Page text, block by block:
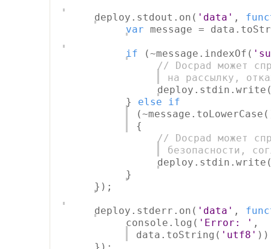
deploy.stdout.on( 'data' ,
var
message =
if (~message.indexOf(
// Docpad может
на рассылку,
} else
if
{
// Docpad может
безопасности,
}
});
deploy.stderr.on( 'data' ,
console.log( 'Error: ' ,
data.toString( 'utf8'